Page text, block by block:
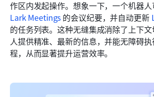
Lark Meetings 的会议纪要，并自动更新
的任务列表。这种无缝集成消除了上下
人提供精准、最新的信息，并能无障碍
程，从而显著提升运营效率。